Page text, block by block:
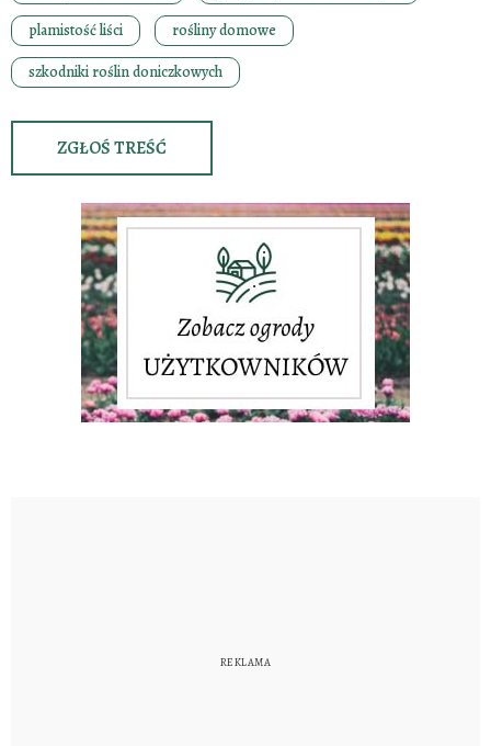
plamistość liści
rośliny domowe
szkodniki roślin doniczkowych
ZGŁOŚ TREŚĆ